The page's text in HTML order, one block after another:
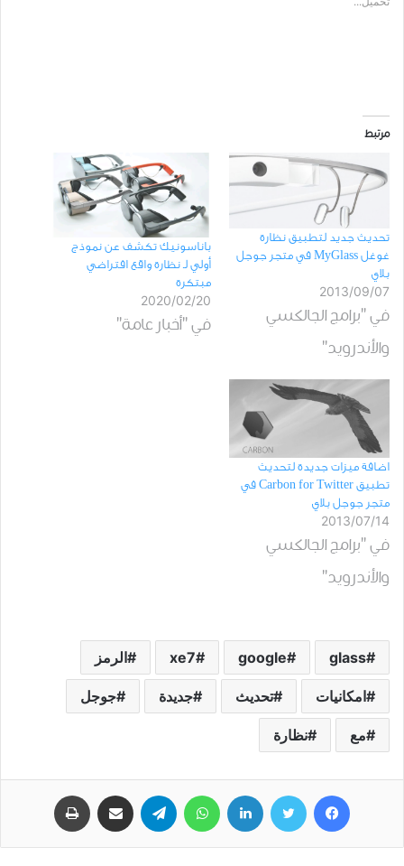
مرتبط
تحديث جديد لتطبيق نظارة
غوغل MyGlass في متجر جوجل
بلاي
2013/09/07
في "برامج الجالكسي
والأندرويد"
ﺑﺎﻧﺎﺳﻮﻧﻴﻚ تكشف عن نموذج
أولي لـ ﻧﻈﺎﺭﺓ ﻭﺍﻗﻊ ﺍﻓﺘﺮﺍﺿﻲ
ﻣﺒﺘﻜﺮﺓ
2020/02/20
في "أخبار عامة"
اضافة ميزات جديدة لتحديث
تطبيق Carbon for Twitter في
متجر جوجل بلاي
2013/07/14
في "برامج الجالكسي
والأندرويد"
glass
google
xe7 الرمز
امكانيات تحديث جديدة جوجل
مع نظارة
فيسبوك تويتر لينكدإن واتساب تيلقرام مشاركة عبر البريد